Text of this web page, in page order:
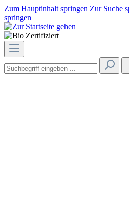
Zum Hauptinhalt springen Zur Suche
springen